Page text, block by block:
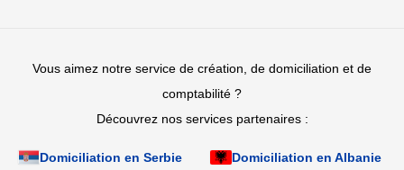
Vous aimez notre service de création, de domiciliation et de
comptabilité ?
Découvrez nos services partenaires :
Domiciliation en Serbie Domiciliation en Albanie